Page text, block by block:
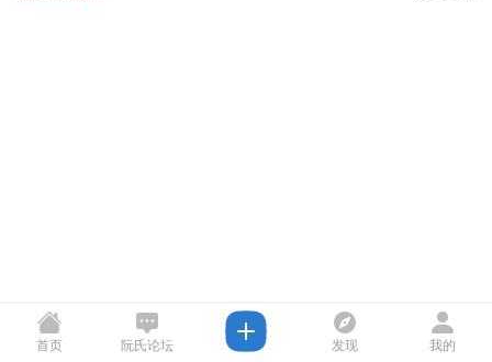
首页 阮氏论坛 发现 我的